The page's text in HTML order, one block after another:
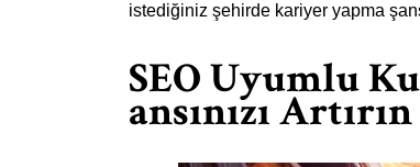
istediğiniz şehirde kariyer yapma
SEO Uyumlu
ansınızı Artırın